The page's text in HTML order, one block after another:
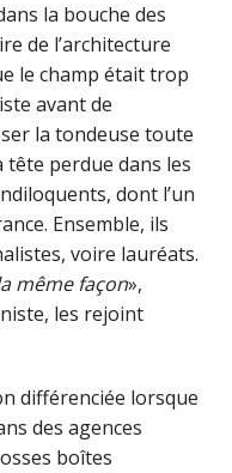
la bouche des
de l’architecture
le champ était trop
avant de
la tondeuse toute
tête perdue dans les
dont l’un
Ensemble, ils
voire lauréats.
même façon»,
les rejoint
différenciée lorsque
des agences
boîtes